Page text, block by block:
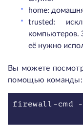
home:
trusted:
компьютеров.
её нужно
Вы можете
помощью команды: